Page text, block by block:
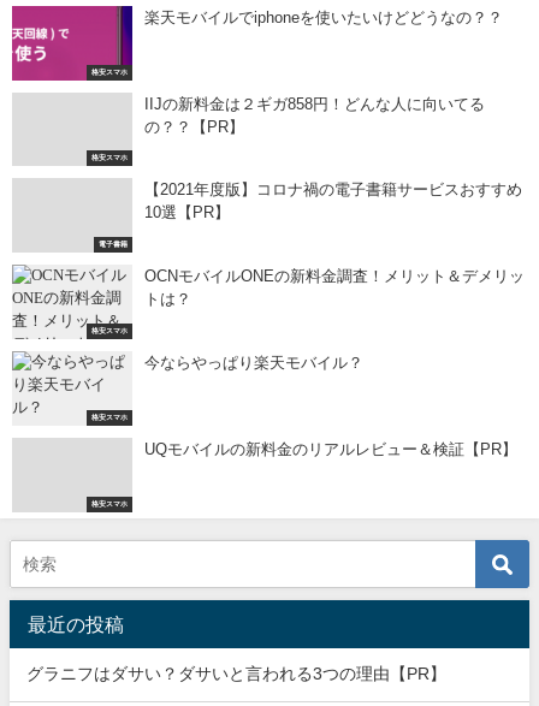
格安スマホ
楽天モバイルでiphoneを使いたいけどどうなの？？
格安スマホ
IIJの新料金は２ギガ858円！どんな人に向いてる
の？？【PR】
電子書籍
【2021年度版】コロナ禍の電子書籍サービスおすすめ
10選【PR】
格安スマホ
OCNモバイルONEの新料金調査！メリット＆デメリッ
トは？
格安スマホ
今ならやっぱり楽天モバイル？
格安スマホ
UQモバイルの新料金のリアルレビュー＆検証【PR】
最近の投稿
グラニフはダサい？ダサいと言われる3つの理由【PR】